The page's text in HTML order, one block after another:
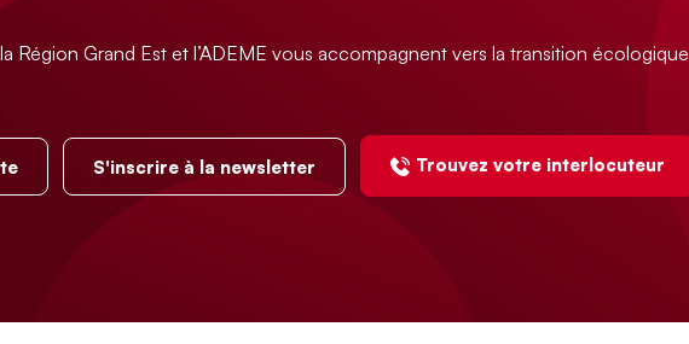
Région Grand Est et l’ADEME vous accompagnent vers la transition écologique
S'inscrire à la newsletter Trouvez votre interlocuteur